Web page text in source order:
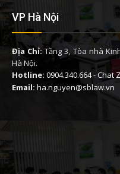
VP Hà Nội
Địa Chỉ: Tầng 3, Tòa nhà
Hà Nội.
Hotline: 0904.340.664-Chat
Email: ha.nguyen@sblaw.vn